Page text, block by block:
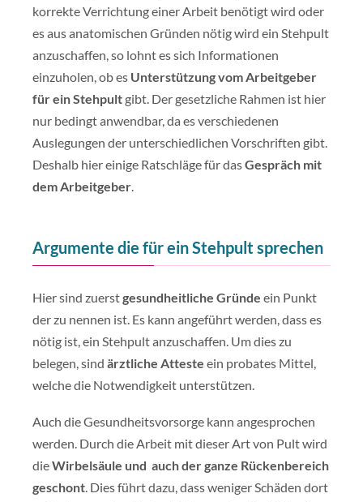
korrekte Verrichtung einer Arbeit benötigt wird oder
es aus anatomischen Gründen nötig wird ein Stehpult
anzuschaffen, so lohnt es sich Informationen
einzuholen, ob es Unterstützung vom Arbeitgeber
für ein Stehpult gibt. Der gesetzliche Rahmen ist hier
nur bedingt anwendbar, da es verschiedenen
Auslegungen der unterschiedlichen Vorschriften gibt.
Deshalb hier einige Ratschläge für dasGespräch mit
dem Arbeitgeber.
Argumente die für ein Stehpult sprechen
Hier sind zuerstgesundheitliche Gründe ein Punkt
der zu nennen ist. Es kann angeführt werden, dass es
nötig ist, ein Stehpult anzuschaffen. Um dies zu
belegen, sind ärztliche Atteste ein probates Mittel,
welche die Notwendigkeit unterstützen.
Auch die Gesundheitsvorsorge kann angesprochen
werden. Durch die Arbeit mit dieser Art von Pult wird
dieWirbelsäule und auch der ganze Rückenbereich
geschont . Dies führt dazu, dass weniger Schäden dort